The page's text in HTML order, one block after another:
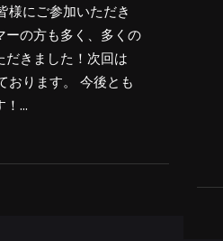
様にご参加いただき
ーの方も多く、多くの
だきました！次回は
おります。 今後とも